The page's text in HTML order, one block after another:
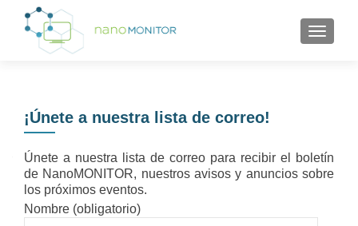
¡Únete a nuestra lista de correo!
Únete a nuestra lista de correo para recibir el boletín
de NanoMONITOR, nuestros avisos y anuncios sobre
los próximos eventos.
Nombre (obligatorio)